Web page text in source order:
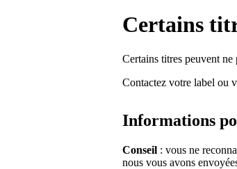
Certains
Certains titres peuvent
Contactez votre label ou
Informations
Conseil : vous ne
nous vous avons